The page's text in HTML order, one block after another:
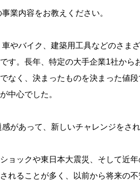
業内容をお教えください。
やバイク、建築用工具などのさま
す。長年、特定の大手企業1社から
なく、決まったものを決まった値段
中心でした。
があって、新しいチャレンジをさ
ョックや東日本大震災、そして近
れることが多く、以前から将来の